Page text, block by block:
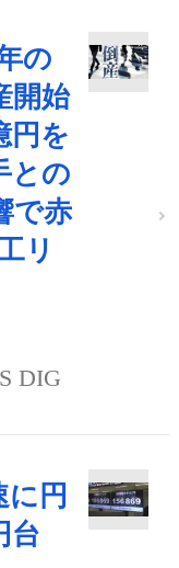
の
開始
円を
との
で赤
リ
DIG
に円
台